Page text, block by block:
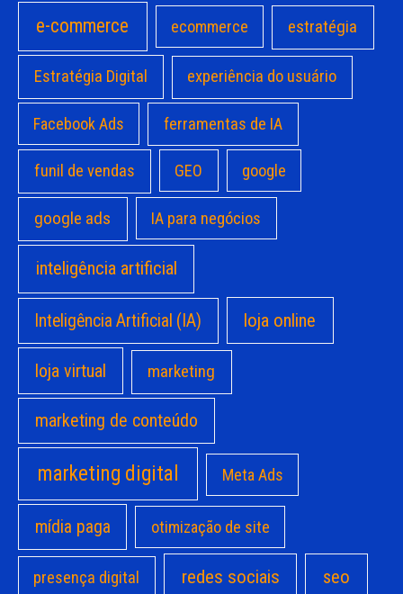
e-commerce ecommerce estratégia
Estratégia Digital experiência do usuário
Facebook Ads ferramentas de IA
funil de vendas GEO google
google ads IA para negócios
inteligência artificial
Inteligência Artificial (IA) loja online
loja virtual marketing
marketing de conteúdo
marketing digital Meta Ads
mídia paga otimização de site
presença digital redes sociais seo